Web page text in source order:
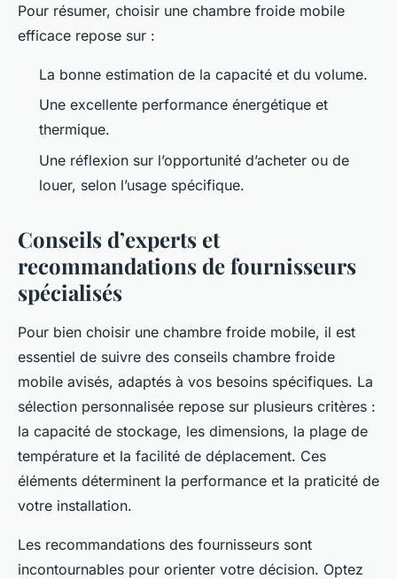
Pour résumer, choisir une chambre froide mobile
efficace repose sur :
La bonne estimation de la capacité et du volume.
Une excellente performance énergétique et
thermique.
Une réflexion sur l’opportunité d’acheter ou de
louer, selon l’usage spécifique.
Conseils d’experts et
recommandations de fournisseurs
spécialisés
Pour bien choisir une chambre froide mobile, il est
essentiel de suivre des conseils chambre froide
mobile avisés, adaptés à vos besoins spécifiques. La
sélection personnalisée repose sur plusieurs critères :
la capacité de stockage, les dimensions, la plage de
température et la facilité de déplacement. Ces
éléments déterminent la performance et la praticité de
votre installation.
Les recommandations des fournisseurs sont
incontournables pour orienter votre décision. Optez